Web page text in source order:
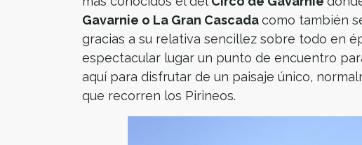
Gavarnie o La Gran Cascadacomo también
gracias a su relativa sencillez sobre todo en
espectacular lugar un punto de encuentro
aquí para disfrutar de un paisaje único,
que recorren los Pirineos.